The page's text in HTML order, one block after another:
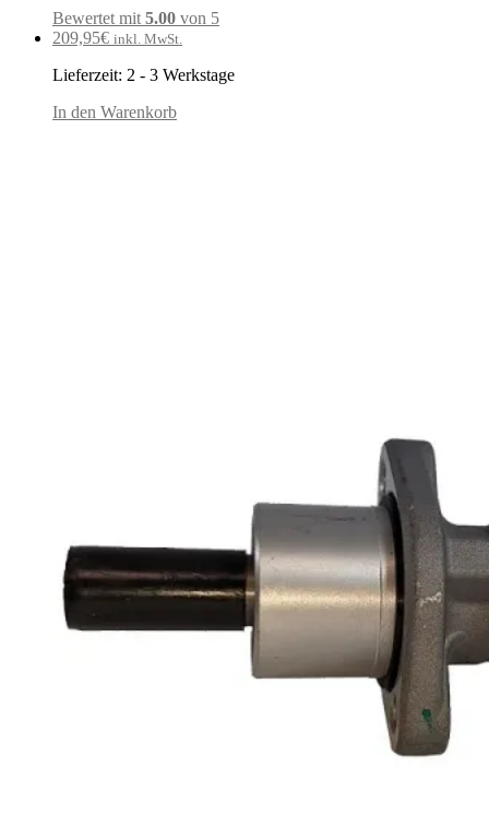
Bewertet mit 5.00 von 5
209,95€ inkl. MwSt.
Lieferzeit: 2 - 3 Werkstage
In den Warenkorb